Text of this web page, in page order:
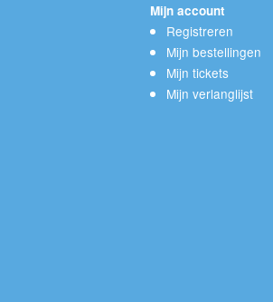
Mijn account
Registreren
Mijn bestellingen
Mijn tickets
Mijn verlanglijst